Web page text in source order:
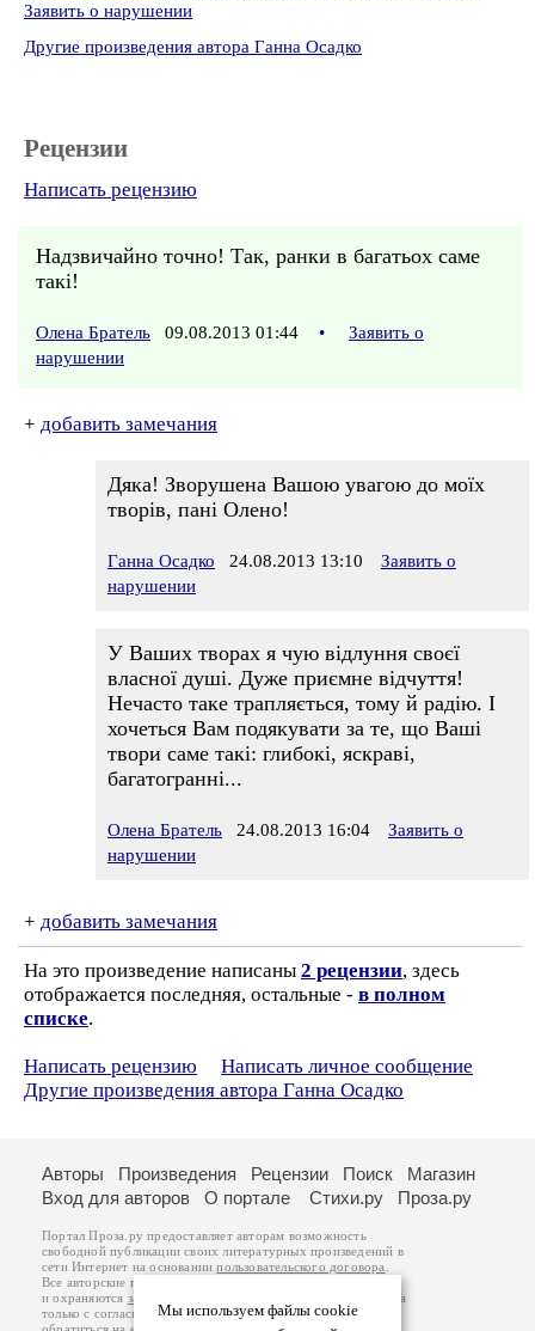
Заявить о нарушении
Другие произведения автора Ганна Осадко
Рецензии
Написать рецензию
Надзвичайно точно! Так, ранки в багатьох саме
такі!
Олена Братель 09.08.2013 01:44 •
Заявить о
нарушении
+ добавить замечания
Дяка! Зворушена Вашою увагою до моїх
творів, пані Олено!
Ганна Осадко 24.08.2013 13:10
Заявить о
нарушении
У Ваших творах я чую відлуння своєї
власної душі. Дуже приємне відчуття!
Нечасто таке трапляється, тому й радію. І
хочеться Вам подякувати за те, що Ваші
твори саме такі: глибокі, яскраві,
багатогранні...
Олена Братель 24.08.2013 16:04
Заявить о
нарушении
+ добавить замечания
На это произведение написаны 2 рецензии, здесь
отображается последняя, остальные - в полном
списке.
Написать рецензию
Написать личное сообщение
Другие произведения автора Ганна Осадко
Мы используем файлы cookie
Авторы Произведения Рецензии Поиск
Магазин
Вход для авторов
О портале Стихи.ру Проза.ру
Портал Проза.ру предоставляет авторам возможность
свободной публикации своих литературных произведений в
сети Интернет на основаниипользовательского договора
Все авторские права на произведения принадлежат авторам
и охраняются законом
. Перепечатка произведений возможна
только с согласия его автора, к которому вы можете